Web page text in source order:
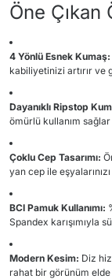
Öne Çıkan
4 Yönlü Esnek Kumaş:
kabiliyetinizi artırır ve
Dayanıklı Ripstop
ömürlü kullanım sağlar
Çoklu Cep Tasarımı:
yan cep ile
BCI Pamuk Kullanımı:
Spandex karışımıyla
Modern Kesim: Diz
rahat bir görünüm